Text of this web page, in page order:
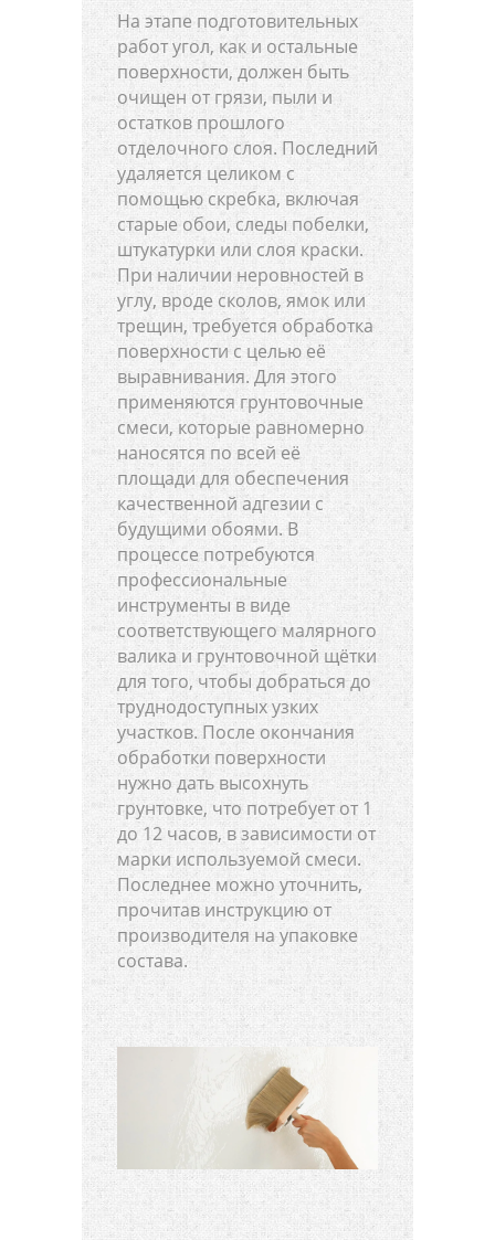
На этапе подготовительных
работ угол, как и остальные
поверхности, должен быть
очищен от грязи, пыли и
остатков прошлого
отделочного слоя. Последний
удаляется целиком с
помощью скребка, включая
старые обои, следы побелки,
штукатурки или слоя краски.
При наличии неровностей в
углу, вроде сколов, ямок или
трещин, требуется обработка
поверхности с целью её
выравнивания. Для этого
применяются грунтовочные
смеси, которые равномерно
наносятся по всей её
площади для обеспечения
качественной адгезии с
будущими обоями. В
процессе потребуются
профессиональные
инструменты в виде
соответствующего малярного
валика и грунтовочной щётки
для того, чтобы добраться до
труднодоступных узких
участков. После окончания
обработки поверхности
нужно дать высохнуть
грунтовке, что потребует от 1
до 12 часов, в зависимости от
марки используемой смеси.
Последнее можно уточнить,
прочитав инструкцию от
производителя на упаковке
состава.